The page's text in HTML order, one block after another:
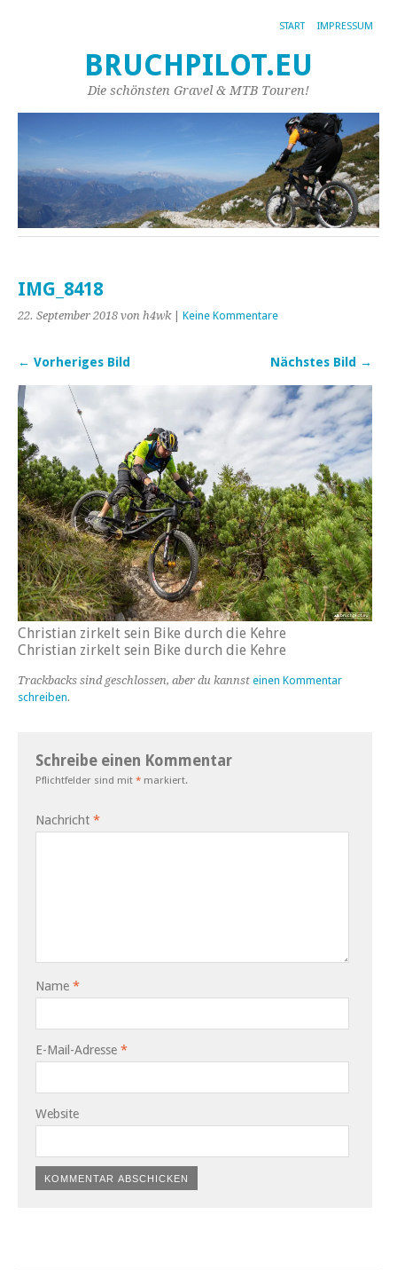
START IMPRESSUM
BRUCHPILOT.EU
Die schönsten Gravel & MTB Touren!
IMG_8418
22. September 2018 von h4wk| Keine Kommentare
← Vorheriges Bild Nächstes Bild →
Christian zirkelt sein Bike durch die Kehre
Christian zirkelt sein Bike durch die Kehre
Trackbacks sind geschlossen, aber du kannst einen Kommentar
schreiben.
Schreibe einen Kommentar
Pflichtfelder sind mit * markiert.
Nachricht *
Name *
E-Mail-Adresse *
Website